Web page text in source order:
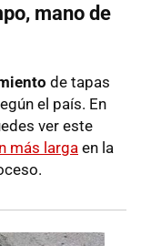
mano de
de tapas
el país. En
ver este
más larga en la